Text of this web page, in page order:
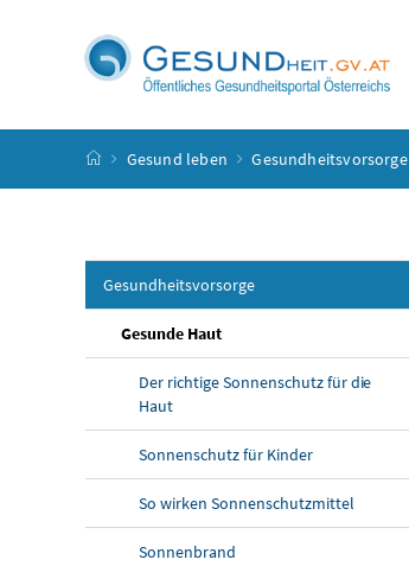
Startseite
Gesund leben Gesundheitsvorsorge
Gesundheitsvorsorge
Gesunde Haut
Der richtige Sonnenschutz für die
Haut
Sonnenschutz für Kinder
So wirken Sonnenschutzmittel
Sonnenbrand